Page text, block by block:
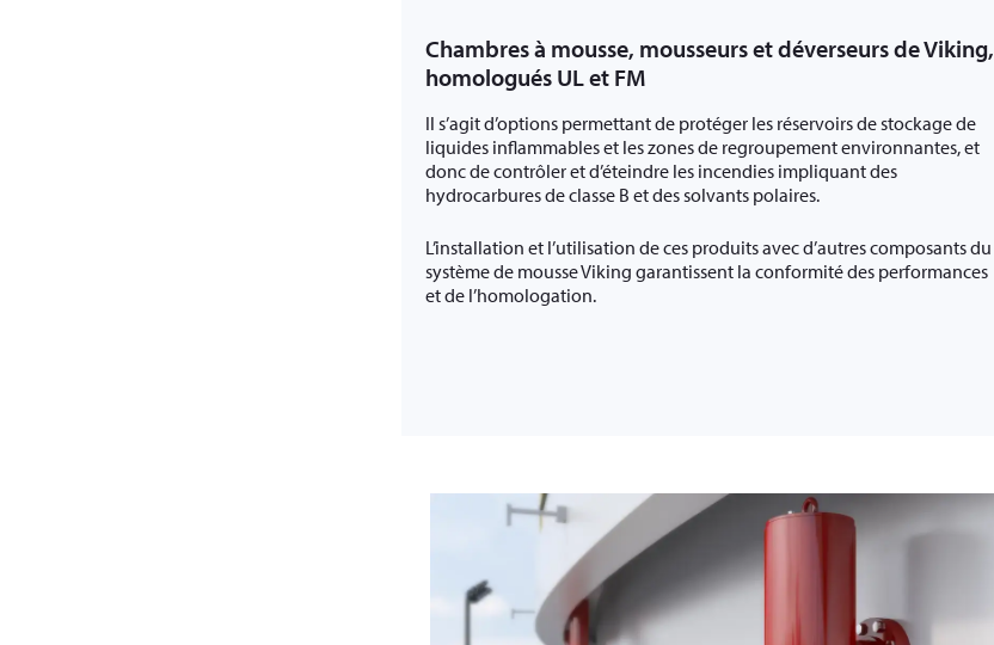
Chambres à mousse, mousseurs et déverseurs de Viking,
homologués UL et FM
Il s’agit d’options permettant de protéger les réservoirs de stockage de
liquides inflammables et les zones de regroupement environnantes, et
donc de contrôler et d’éteindre les incendies impliquant des
hydrocarbures de classe B et des solvants polaires.
L’installation et l’utilisation de ces produits avec d’autres composants du
système de mousse Viking garantissent la conformité des performances
et de l’homologation.